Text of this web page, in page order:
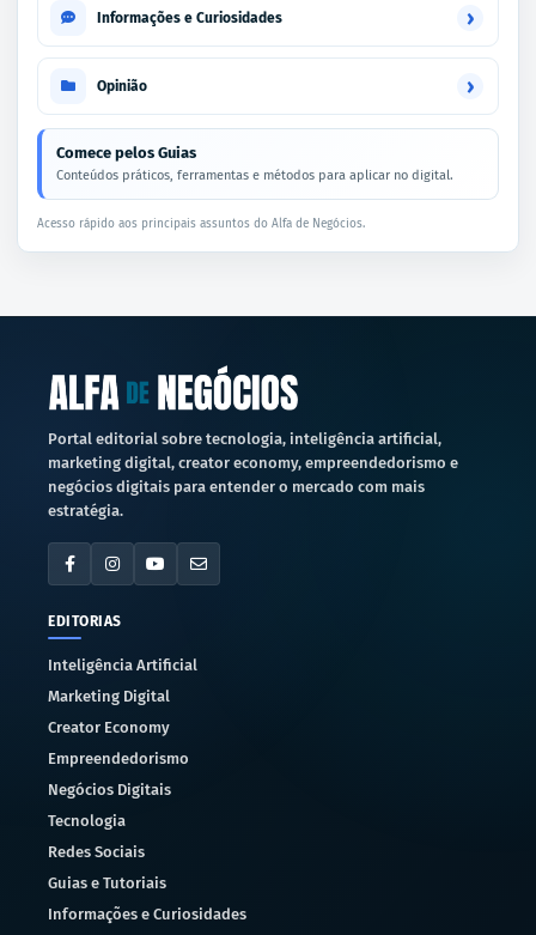
Informações e Curiosidades ›
Opinião ›
Comece pelos Guias
Conteúdos práticos, ferramentas e métodos para aplicar no digital.
Acesso rápido aos principais assuntos do Alfa de Negócios.
Portal editorial sobre tecnologia, inteligência artificial,
marketing digital, creator economy, empreendedorismo e
negócios digitais para entender o mercado com mais
estratégia.
EDITORIAS
Inteligência Artificial
Marketing Digital
Creator Economy
Empreendedorismo
Negócios Digitais
Tecnologia
Redes Sociais
Guias e Tutoriais
Informações e Curiosidades